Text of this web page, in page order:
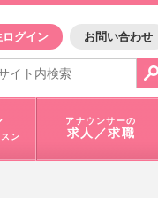
ログイン お問い合わせ
で問合せ：
3401-1010
ン
アナウンサーの
求人／求職